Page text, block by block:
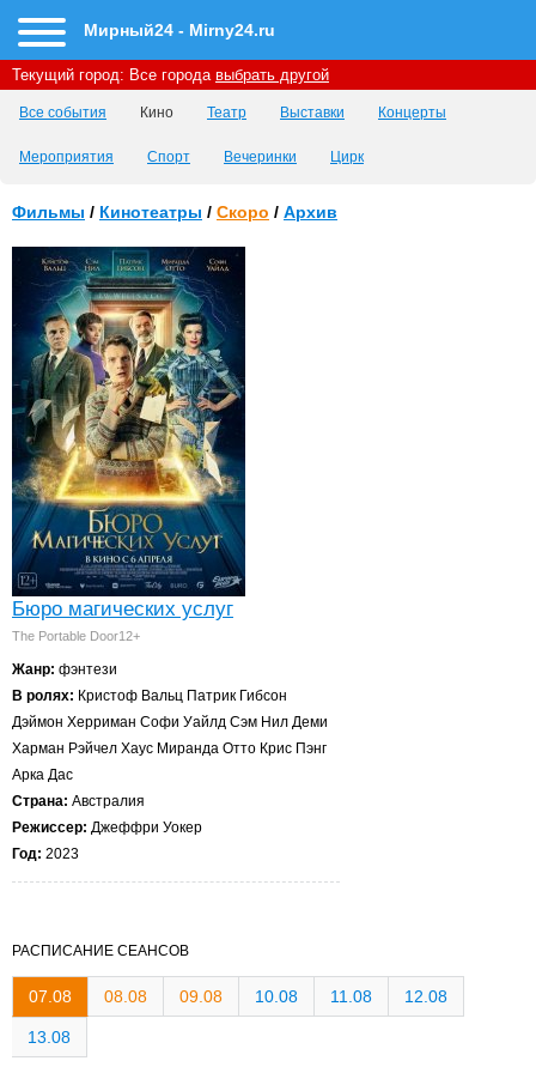
Мирный24 - Mirny24.ru
Текущий город: Все города выбрать другой
Все события Кино Театр Выставки Концерты
Мероприятия Спорт Вечеринки Цирк
Фильмы / Кинотеатры / Скоро / Архив
Бюро магических услуг
The Portable Door12+
Жанр: фэнтези
В ролях: Кристоф Вальц Патрик Гибсон
Дэймон Херриман Софи Уайлд Сэм Нил Деми
Харман Рэйчел Хаус Миранда Отто Крис Пэнг
Арка Дас
Страна: Австралия
Режиссер: Джеффри Уокер
Год: 2023
РАСПИСАНИЕ СЕАНСОВ
07.08 08.08 09.08 10.08 11.08 12.08
13.08